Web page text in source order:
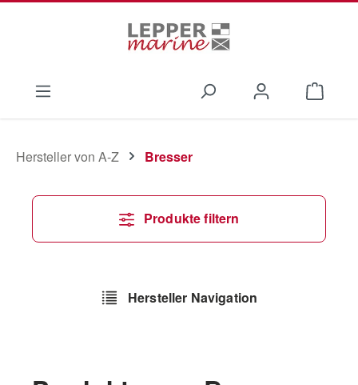
Hersteller von A-Z Bresser
Produkte filtern
Hersteller Navigation